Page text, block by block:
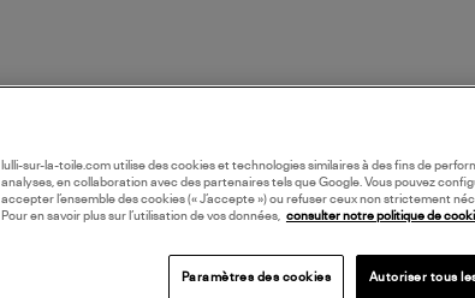
lulli-sur-la-toile.com utilise des cookies et technologies similaires à des fins de
analyses, en collaboration avec des partenaires tels que Google. Vous pouvez
accepter l’ensemble des cookies (« J’accepte ») ou refuser ceux non strictement
Pour en savoir plus sur l’utilisation de vos données, consulter notre politique de
Paramètres des cookies Autoriser tous